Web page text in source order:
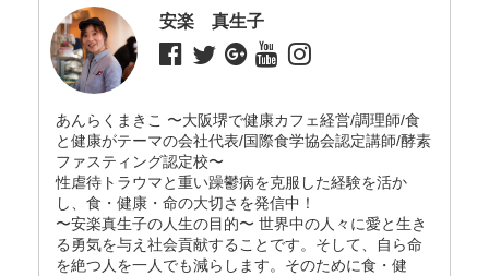
あんらくまきこ 〜大阪堺で健康カフェ経営/調理師/食
と健康がテーマの会社代表/国際食学協会認定講師/酵素
ファスティング認定校〜
性虐待トラウマと重い躁鬱病を克服した経験を活か
し、食・健康・命の大切さを発信中！
〜安楽真生子の人生の目的〜 世界中の人々に愛と生き
る勇気を与え社会貢献することです。そして、自ら命
を絶つ人を一人でも減らします。そのために食・健
安楽 真生子